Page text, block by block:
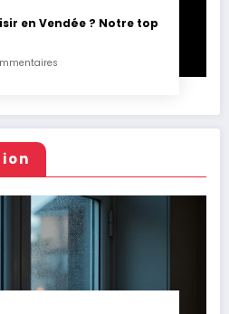
en Vendée ? Notre top